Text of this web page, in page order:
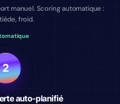
manuel. Scoring automatique :
froid.
2
auto-planifié